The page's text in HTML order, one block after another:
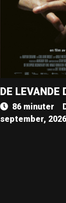
DE LEVANDE
86 minuter
september, 2026